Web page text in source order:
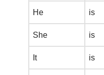
He is
She is
It is